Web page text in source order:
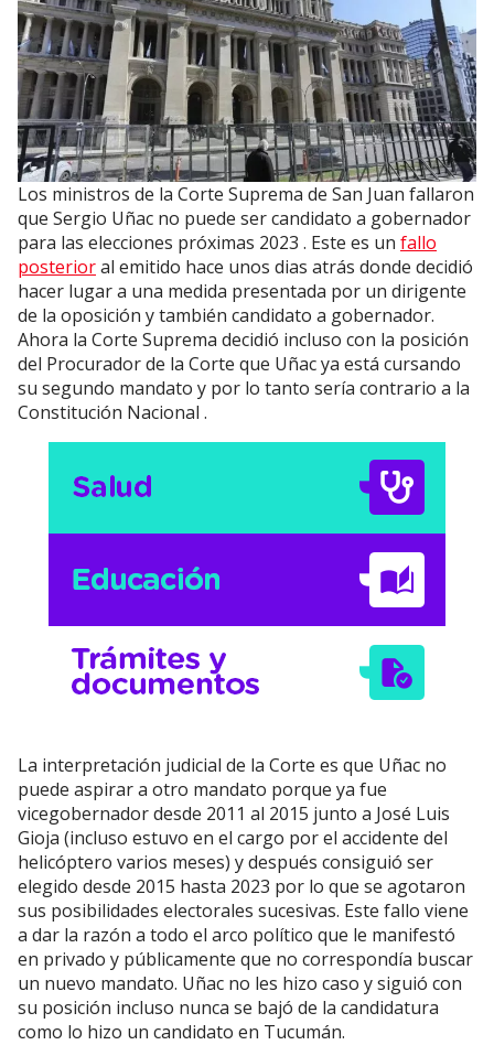
Los ministros de la Corte Suprema de San Juan fallaron
que Sergio Uñac no puede ser candidato a gobernador
para las elecciones próximas 2023 . Este es un fallo
posterioral emitido hace unos dias atrás donde decidió
hacer lugar a una medida presentada por un dirigente
de la oposición y también candidato a gobernador.
Ahora la Corte Suprema decidió incluso con la posición
del Procurador de la Corte que Uñac ya está cursando
su segundo mandato y por lo tanto sería contrario a la
Constitución Nacional .
La interpretación judicial de la Corte es que Uñac no
puede aspirar a otro mandato porque ya fue
vicegobernador desde 2011 al 2015 junto a José Luis
Gioja (incluso estuvo en el cargo por el accidente del
helicóptero varios meses) y después consiguió ser
elegido desde 2015 hasta 2023 por lo que se agotaron
sus posibilidades electorales sucesivas. Este fallo viene
a dar la razón a todo el arco político que le manifestó
en privado y públicamente que no correspondía buscar
un nuevo mandato. Uñac no les hizo caso y siguió con
su posición incluso nunca se bajó de la candidatura
como lo hizo un candidato en Tucumán.